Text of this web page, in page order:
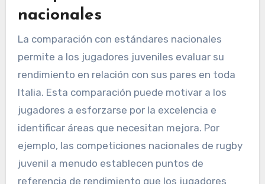
fomentando un desarrollo continuo. Los
indicadores para adaptar el entrenamiento a
medida que los jugadores progresan.
Comparación con estándares
nacionales
La comparación con estándares nacionales
permite a los jugadores juveniles evaluar su
rendimiento en relación con sus pares en toda